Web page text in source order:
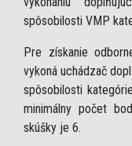
spôsobilosti VMP
Pre získanie
vykoná uchádzač
spôsobilosti
minimálny počet
skúšky je 6.